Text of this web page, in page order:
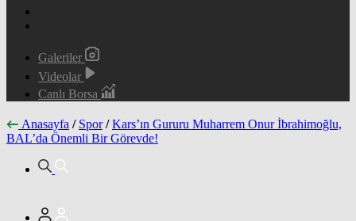
Galeriler
Videolar
Canlı Borsa
Anasayfa / Spor / Kars’ın Gururu Muharrem Onur İbrahimoğlu,
BAL’da Önemli Bir Görevde!